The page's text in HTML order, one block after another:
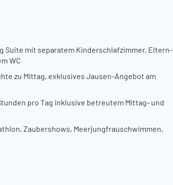
Suite mit separatem Kinderschlafzimmer, Eltern-
WC
zu Mittag, exklusives Jausen-Angebot am
pro Tag inklusive betreutem Mittag- und
Zaubershows, Meerjungfrauschwimmen,